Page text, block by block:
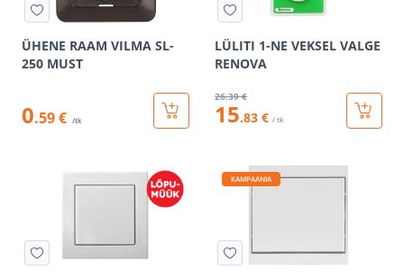
ÜHENE RAAM VILMA SL-
250 MUST
0.59 € /tk
LÜLITI 1-NE VEKSEL VALGE
RENOVA
26.39 €
15.83 € / tk
KAMPAANIA